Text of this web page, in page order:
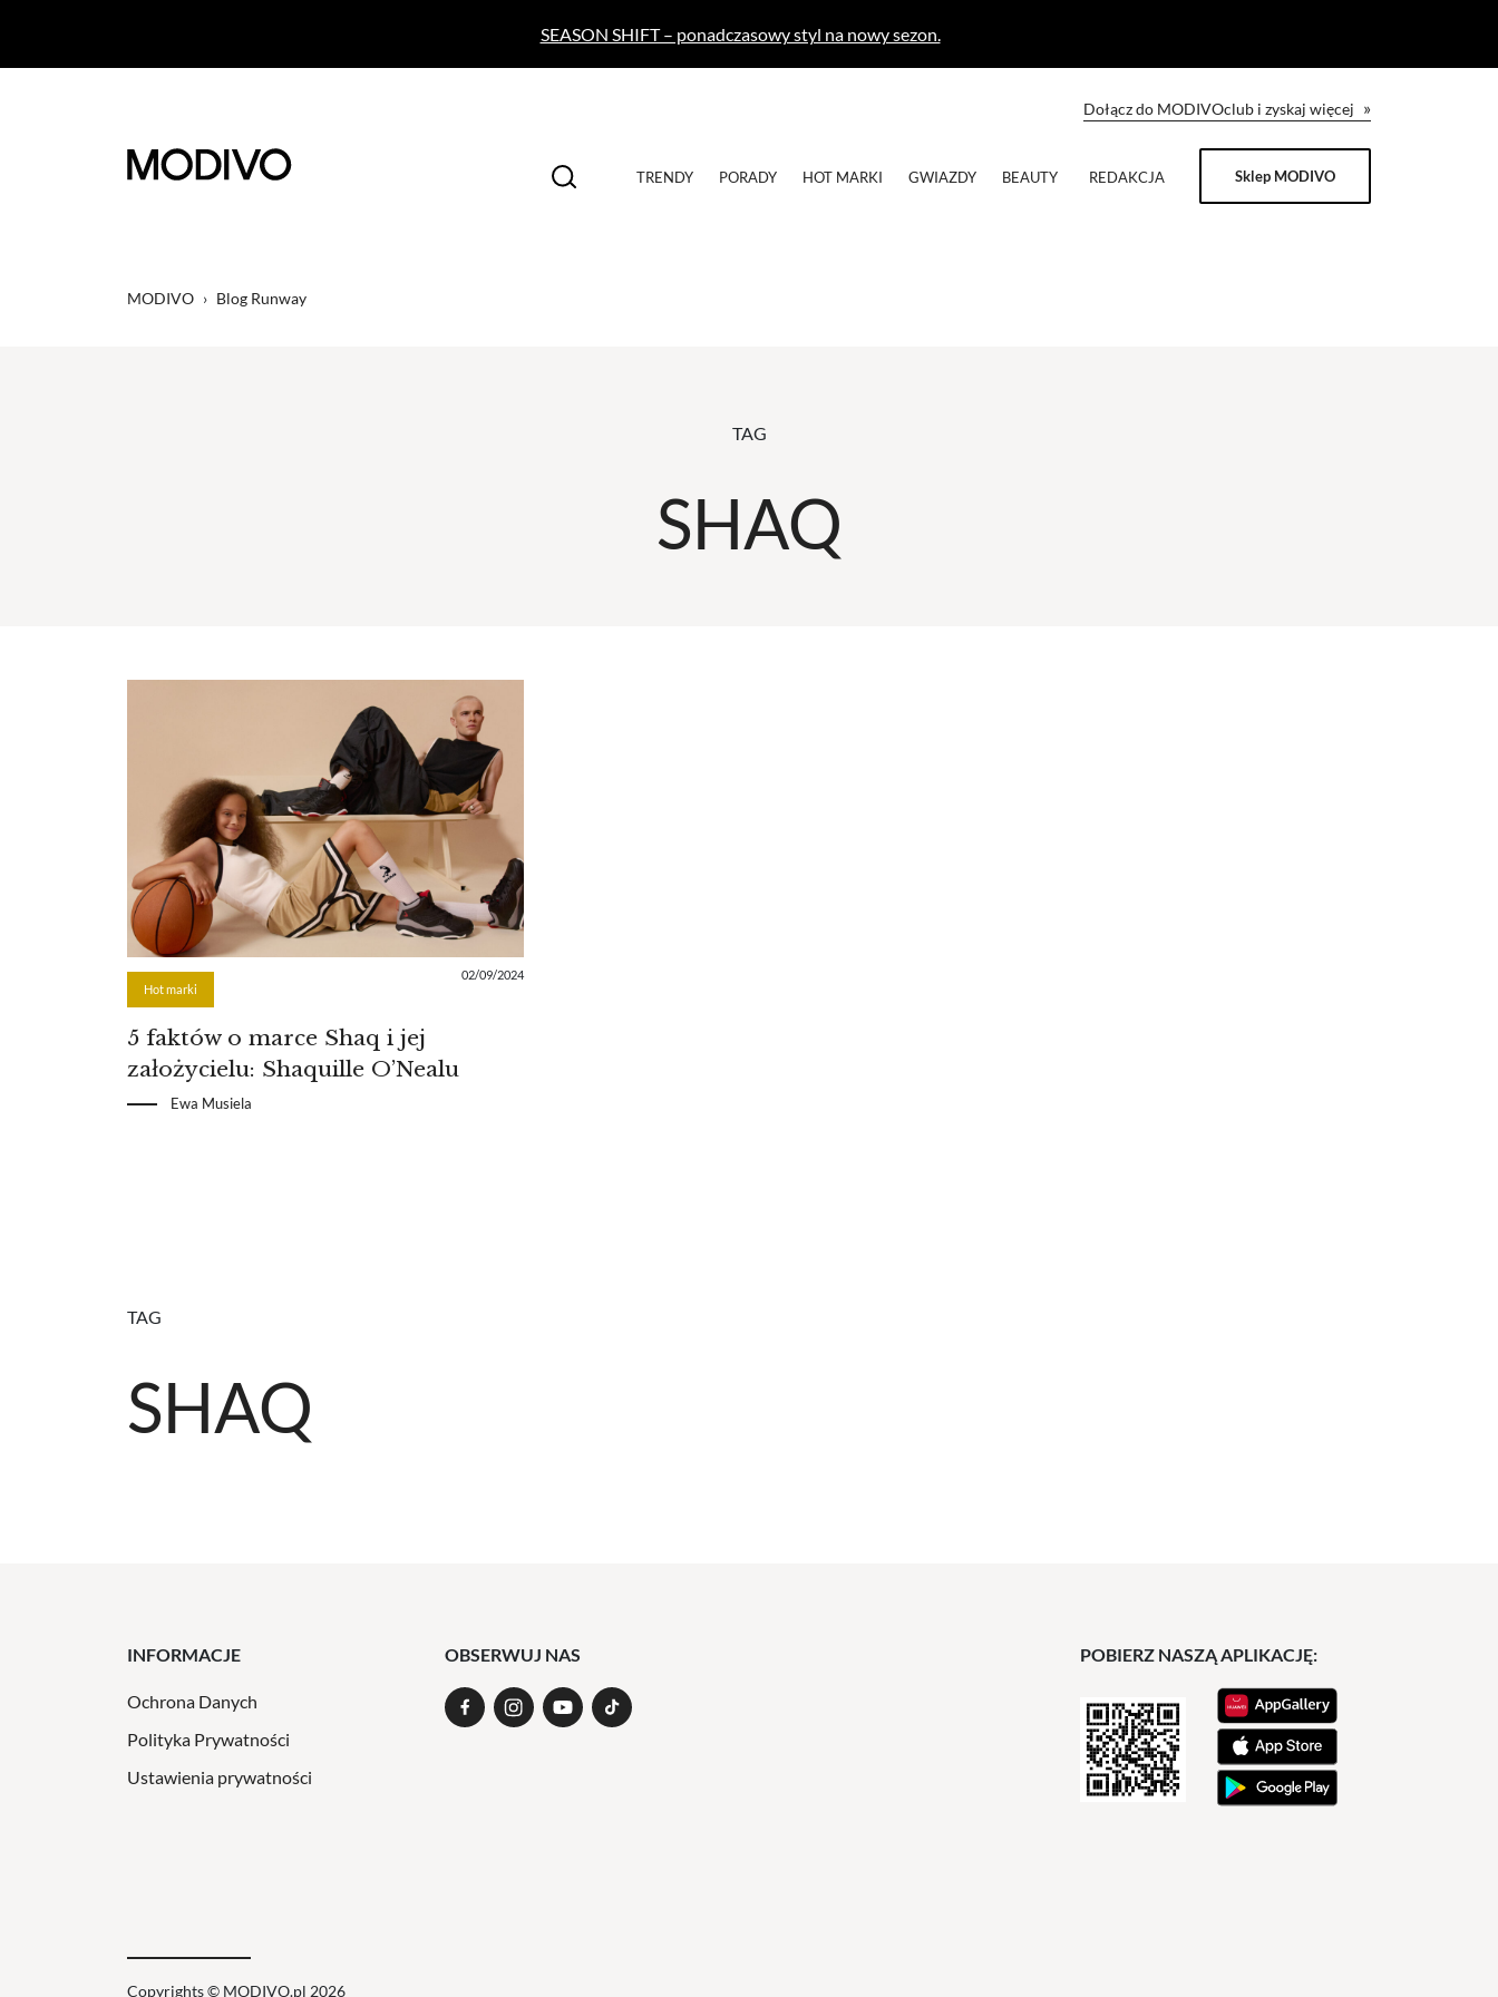
SEASON SHIFT – ponadczasowy styl na nowy sezon.
Dołącz do MODIVOclub i zyskaj więcej »
TRENDY PORADY HOT MARKI GWIAZDY BEAUTY REDAKCJA Sklep MODIVO
MODIVO › Blog Runway
TAG
SHAQ
Hot marki
02/09/2024
5 faktów o marce Shaq i jej
założycielu: Shaquille O’Nealu
Ewa Musiela
TAG
SHAQ
INFORMACJE
Ochrona Danych
Polityka Prywatności
Ustawienia prywatności
OBSERWUJ NAS POBIERZ NASZĄ APLIKACJĘ:
Copyrights © MODIVO.pl 2026